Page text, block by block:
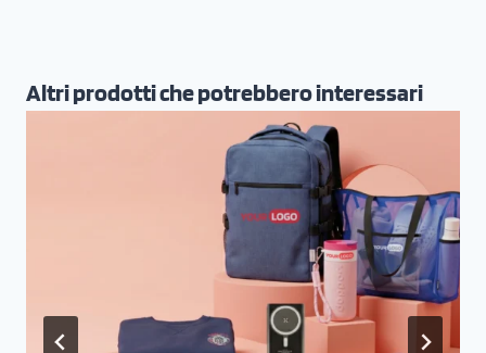
Altri prodotti che potrebbero interessari